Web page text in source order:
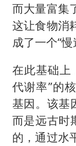
而大量富集
这让食物消
成了一个“慢
在此基础上
代谢率”的
基因。该基
而是远古时
的，通过水